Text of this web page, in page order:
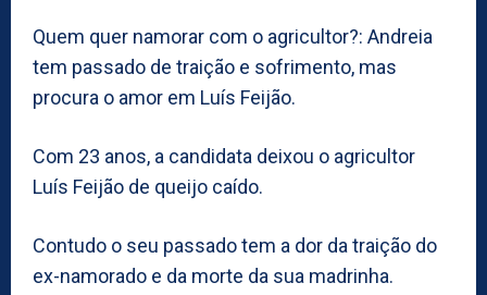
Quem quer namorar com o agricultor?: Andreia
tem passado de traição e sofrimento, mas
procura o amor em Luís Feijão.
Com 23 anos, a candidata deixou o agricultor
Luís Feijão de queijo caído.
Contudo o seu passado tem a dor da traição do
ex-namorado e da morte da sua madrinha.